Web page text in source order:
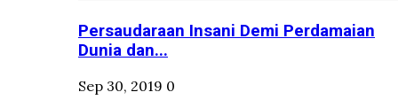
Persaudaraan Insani Demi Perdamaian
Dunia dan...
Sep 30, 2019 0